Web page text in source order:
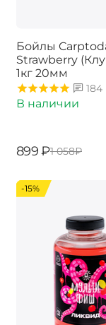
Бойлы
Strawberry
1кг 20мм
184
В наличии
‍899‍ ₽‍1 058‍₽
-15%